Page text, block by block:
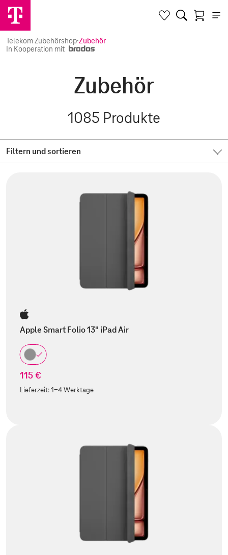
Telekom Zubehörshop·Zubehör
In Kooperation mit
Zubehör
1085 Produkte
Filtern und sortieren
Apple Smart Folio 13" iPad Air
115 €
Lieferzeit:1-4 Werktage